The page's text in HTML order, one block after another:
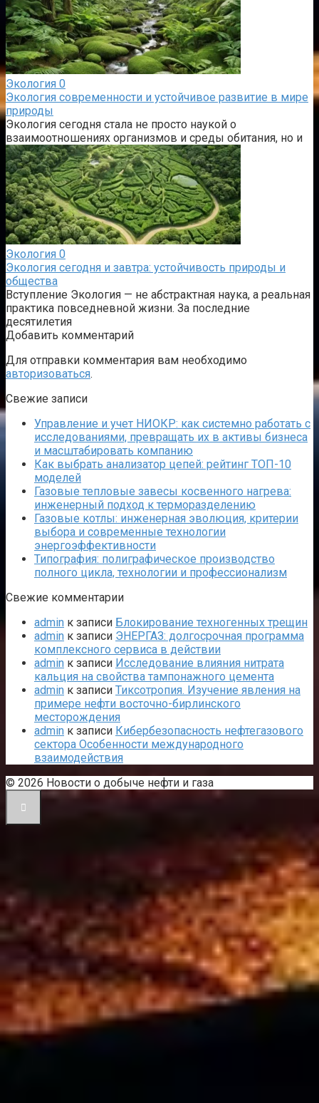
Экология 0
Экология современности и устойчивое развитие в мире
природы
Экология сегодня стала не просто наукой о
взаимоотношениях организмов и среды обитания, но и
Экология 0
Экология сегодня и завтра: устойчивость природы и
общества
Вступление Экология — не абстрактная наука, а реальная
практика повседневной жизни. За последние
десятилетия
Добавить комментарий
Для отправки комментария вам необходимо
авторизоваться.
Свежие записи
Управление и учет НИОКР: как системно работать с
исследованиями, превращать их в активы бизнеса
и масштабировать компанию
Как выбрать анализатор цепей: рейтинг ТОП-10
моделей
Газовые тепловые завесы косвенного нагрева:
инженерный подход к терморазделению
Газовые котлы: инженерная эволюция, критерии
выбора и современные технологии
энергоэффективности
Типография: полиграфическое производство
полного цикла, технологии и профессионализм
Свежие комментарии
admin к записи Блокирование техногенных трещин
admin к записи ЭНЕРГАЗ: долгосрочная программа
комплексного сервиса в действии
admin к записи Исследование влияния нитрата
кальция на свойства тампонажного цемента
admin к записи Тиксотропия. Изучение явления на
примере нефти восточно-бирлинского
месторождения
admin к записи Кибербезопасность нефтегазового
сектора Особенности международного
взаимодействия
© 2026 Новости о добыче нефти и газа